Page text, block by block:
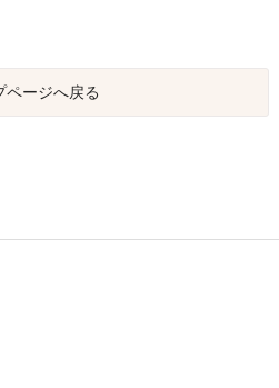
ページへ戻る